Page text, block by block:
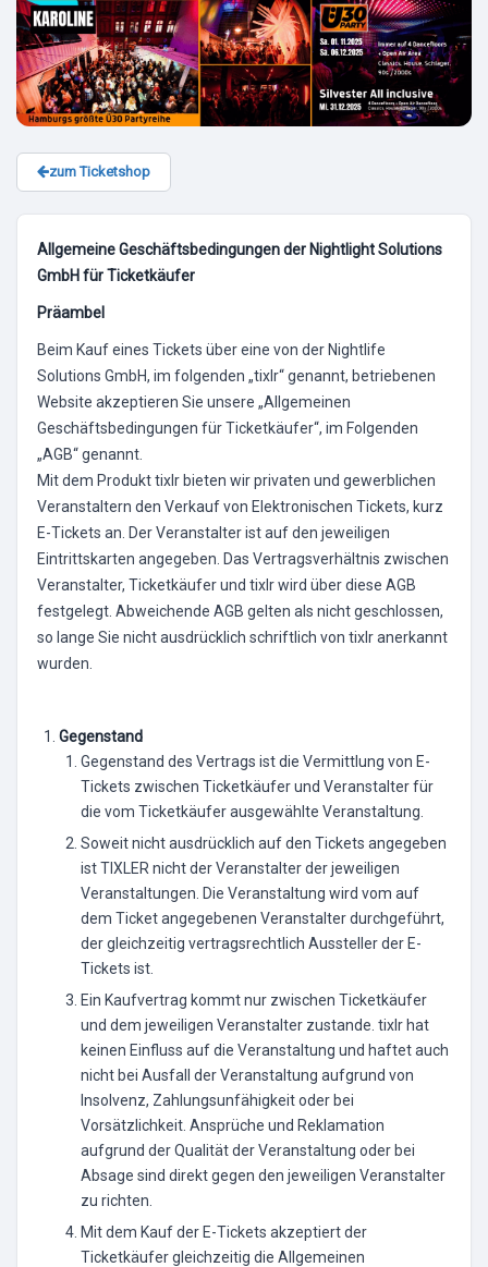
zum Ticketshop
Allgemeine Geschäftsbedingungen der Nightlight Solutions
GmbH für Ticketkäufer
Präambel
Beim Kauf eines Tickets über eine von der Nightlife
Solutions GmbH, im folgenden „tixlr“ genannt, betriebenen
Website akzeptieren Sie unsere „Allgemeinen
Geschäftsbedingungen für Ticketkäufer“, im Folgenden
„AGB“ genannt.
Mit dem Produkt tixlr bieten wir privaten und gewerblichen
Veranstaltern den Verkauf von Elektronischen Tickets, kurz
E-Tickets an. Der Veranstalter ist auf den jeweiligen
Eintrittskarten angegeben. Das Vertragsverhältnis zwischen
Veranstalter, Ticketkäufer und tixlr wird über diese AGB
festgelegt. Abweichende AGB gelten als nicht geschlossen,
so lange Sie nicht ausdrücklich schriftlich von tixlr anerkannt
wurden.
Gegenstand
Gegenstand des Vertrags ist die Vermittlung von E-
Tickets zwischen Ticketkäufer und Veranstalter für
die vom Ticketkäufer ausgewählte Veranstaltung.
Soweit nicht ausdrücklich auf den Tickets angegeben
ist TIXLER nicht der Veranstalter der jeweiligen
Veranstaltungen. Die Veranstaltung wird vom auf
dem Ticket angegebenen Veranstalter durchgeführt,
der gleichzeitig vertragsrechtlich Aussteller der E-
Tickets ist.
Ein Kaufvertrag kommt nur zwischen Ticketkäufer
und dem jeweiligen Veranstalter zustande. tixlr hat
keinen Einfluss auf die Veranstaltung und haftet auch
nicht bei Ausfall der Veranstaltung aufgrund von
Insolvenz, Zahlungsunfähigkeit oder bei
Vorsätzlichkeit. Ansprüche und Reklamation
aufgrund der Qualität der Veranstaltung oder bei
Absage sind direkt gegen den jeweiligen Veranstalter
zu richten.
Mit dem Kauf der E-Tickets akzeptiert der
Ticketkäufer gleichzeitig die Allgemeinen